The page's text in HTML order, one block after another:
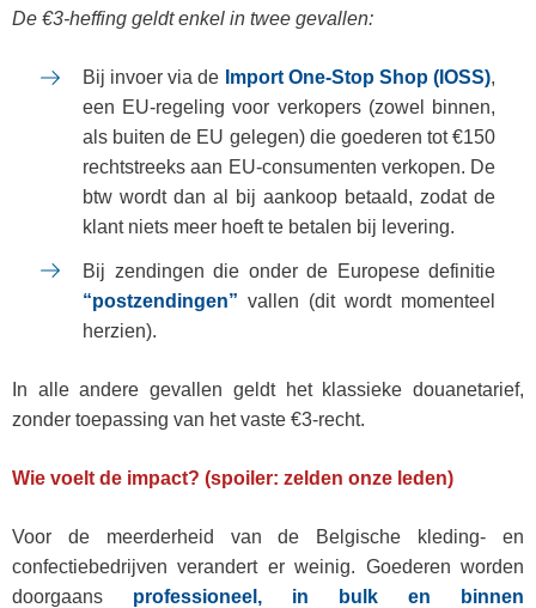
De €3-heffing geldt enkel in twee gevallen:
Bij invoer via de Import One-Stop Shop (IOSS),
een EU-regeling voor verkopers (zowel binnen,
als buiten de EU gelegen) die goederen tot €150
rechtstreeks aan EU-consumenten verkopen. De
btw wordt dan al bij aankoop betaald, zodat de
klant niets meer hoeft te betalen bij levering.
Bij zendingen die onder de Europese definitie
“postzendingen” vallen (dit wordt momenteel
herzien).
In alle andere gevallen geldt het klassieke douanetarief,
zonder toepassing van het vaste €3-recht.
Wie voelt de impact? (spoiler: zelden onze leden)
Voor de meerderheid van de Belgische kleding‑ en
confectiebedrijven verandert er weinig. Goederen worden
doorgaans professioneel, in bulk en binnen